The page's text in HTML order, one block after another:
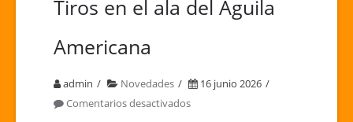
Tiros en el ala del Águila
Americana
admin Novedades
16 junio 2026
Comentarios desactivadosen